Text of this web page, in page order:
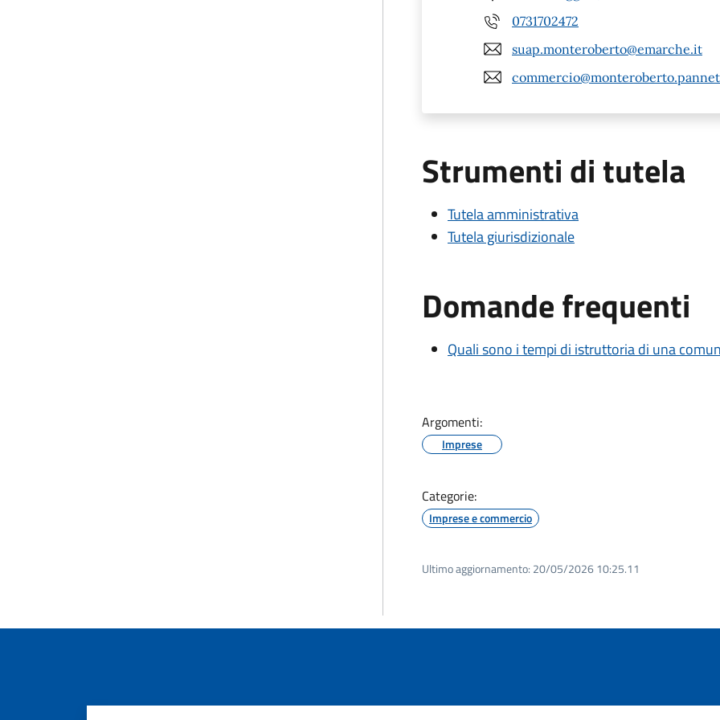
0731702472
suap.monteroberto@emarche.it
Strumenti di tutela
Tutela amministrativa
Tutela giurisdizionale
Domande frequenti
Quali sono i tempi di istruttoria di una
Argomenti:
Imprese
Categorie:
Imprese e commercio
Ultimo aggiornamento: 20/05/2026 10:25.11